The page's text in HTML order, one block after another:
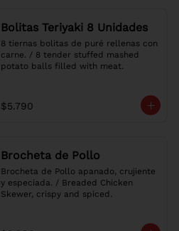
Bolitas Teriyaki 8 Unidades
8 tiernas bolitas de puré rellenas con
carne. / 8 tender stuffed mashed
potato balls filled with meat.
$5.790
Brocheta de Pollo
Brocheta de Pollo apanado, crujiente
y especiada. / Breaded Chicken
Skewer, crispy and spiced.